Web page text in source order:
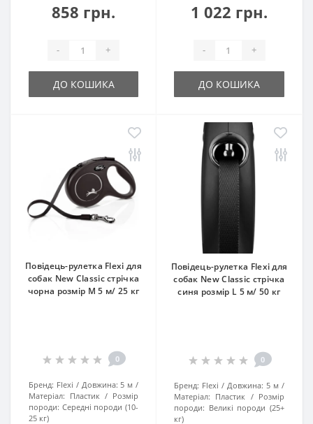
858 грн.
- +
ДО КОШИКА
1 022 грн.
- +
ДО КОШИКА
Повідець-рулетка Flexi для
собак New Classic стрічка
чорна розмір M 5 м/ 25 кг
0
Бренд: Flexi Довжина: 5 м
Матеріал: Пластик
Розмір
породи: Середні породи (10-
25 кг)
Повідець-рулетка Flexi для
собак New Classic стрічка
синя розмір L 5 м/ 50 кг
0
Бренд: Flexi Довжина: 5 м
Матеріал: Пластик
Розмір
породи: Великі породи (25+
кг)